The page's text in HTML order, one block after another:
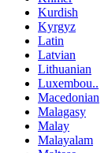
Kurdish
Kyrgyz
Latin
Latvian
Lithuanian
Luxembou..
Macedonian
Malagasy
Malay
Malayalam